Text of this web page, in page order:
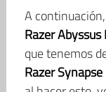
A
Razer
que tenemos
Razer